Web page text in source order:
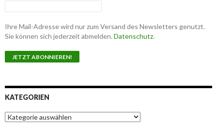
Ihre Mail-Adresse wird nur zum Versand des Newsletters genutzt.
Sie können sich jederzeit abmelden. Datenschutz.
KATEGORIEN
K
a